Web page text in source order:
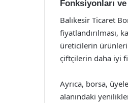
Fonksiyonları
Balıkesir Ticaret
fiyatlandırılması,
üreticilerin
çiftçilerin daha iyi
Ayrıca, borsa,
alanındaki